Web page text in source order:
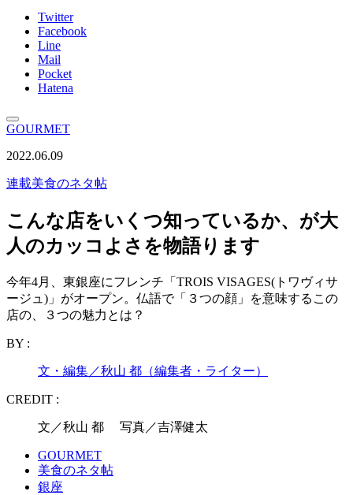
Twitter
Facebook
Line
Mail
Pocket
Hatena
GOURMET
2022.06.09
連載美食のネタ帖
こんな店をいくつ知っているか、が大
人のカッコよさを物語ります
今年4月、東銀座にフレンチ「TROIS VISAGES(トワヴィサ
ージュ)」がオープン。仏語で「３つの顔」を意味するこの
店の、３つの魅力とは？
BY :
文・編集／秋山 都（編集者・ライター）
CREDIT :
文／秋山 都 写真／吉澤健太
GOURMET
美食のネタ帖
銀座